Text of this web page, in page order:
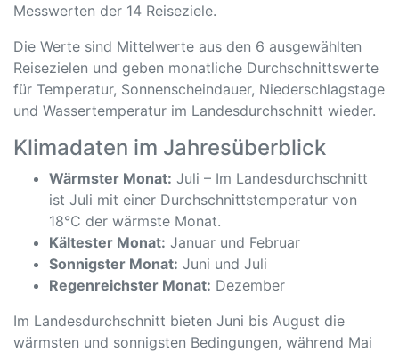
Messwerten der 14 Reiseziele.
Die Werte sind Mittelwerte aus den 6 ausgewählten
Reisezielen und geben monatliche Durchschnittswerte
für Temperatur, Sonnenscheindauer, Niederschlagstage
und Wassertemperatur im Landesdurchschnitt wieder.
Klimadaten im Jahresüberblick
Wärmster Monat: Juli – Im Landesdurchschnitt
ist Juli mit einer Durchschnittstemperatur von
18°C der wärmste Monat.
Kältester Monat: Januar und Februar
Sonnigster Monat: Juni und Juli
Regenreichster Monat: Dezember
Im Landesdurchschnitt bieten Juni bis August die
wärmsten und sonnigsten Bedingungen, während Mai